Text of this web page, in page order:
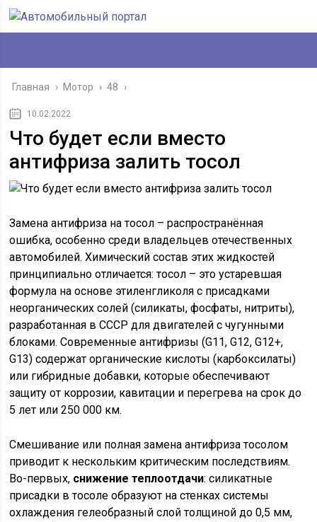
Главная › Мотор › 48 ›
10.02.2022
Что будет если вместо
антифриза залить тосол
Замена антифриза на тосол – распространённая
ошибка, особенно среди владельцев отечественных
автомобилей. Химический состав этих жидкостей
принципиально отличается: тосол – это устаревшая
формула на основе этиленгликоля с присадками
неорганических солей (силикаты, фосфаты, нитриты),
разработанная в СССР для двигателей с чугунными
блоками. Современные антифризы (G11, G12, G12+,
G13) содержат органические кислоты (карбоксилаты)
или гибридные добавки, которые обеспечивают
защиту от коррозии, кавитации и перегрева на срок до
5 лет или 250 000 км.
Смешивание или полная замена антифриза тосолом
приводит к нескольким критическим последствиям.
Во-первых, снижение теплоотдачи: силикатные
присадки в тосоле образуют на стенках системы
охлаждения гелеобразный слой толщиной до 0,5 мм,